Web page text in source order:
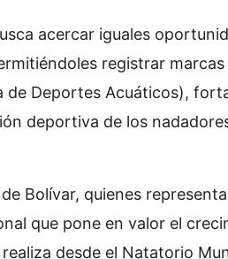
acercar iguales
registrar
de Deportes Acuáticos),
deportiva de los
Bolívar, quienes
que pone en valor el
desde el Natatorio